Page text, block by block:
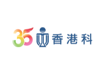
main
content